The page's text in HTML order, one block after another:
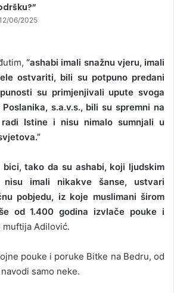
06/2025
“ashabi imali snažnu vjeru, imali
ostvariti, bili su potpuno predani
su primjenjivali upute svoga
s.a.v.s., bili su spremni na
Istine i nisu nimalo sumnjali u
bici, tako da su ashabi, koji ljudskim
nisu imali nikakve šanse, ustvari
pobjedu, iz koje muslimani širom
od 1.400 godina izvlače pouke i
muftija Adilović.
pouke i poruke Bitke na Bedru, od
samo neke.